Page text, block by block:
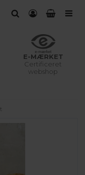
E-MÆRKET
Certificeret
webshop